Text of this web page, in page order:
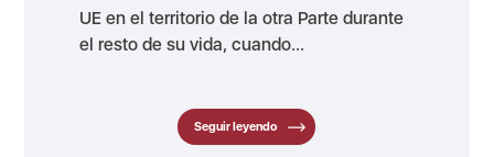
UE en el territorio de la otra Parte durante
el resto de su vida, cuando...
Seguir leyendo